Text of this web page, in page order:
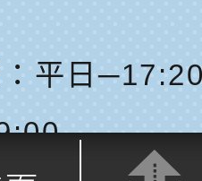
平日